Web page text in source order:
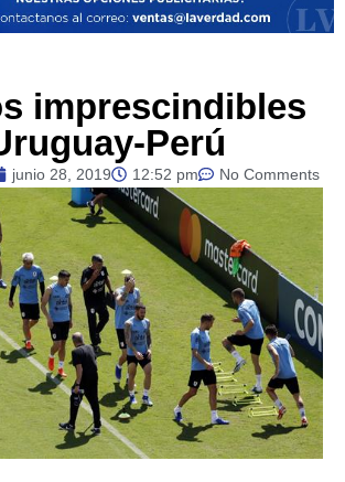
imprescindibles
Perú
junio 28, 2019 12:52 pm No Comments